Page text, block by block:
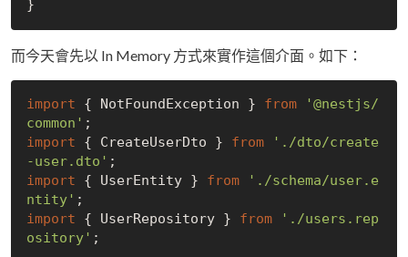
而今天會先以 In Memory 方式來實作這個介面。如下：
import { NotFoundException } from
'@nestjs/
common'
import { CreateUserDto } from
'./dto/create
-user.dto'
import { UserEntity } from
'./schema/user.e
ntity'
import { UserRepository } from
'./users.rep
ository' ;